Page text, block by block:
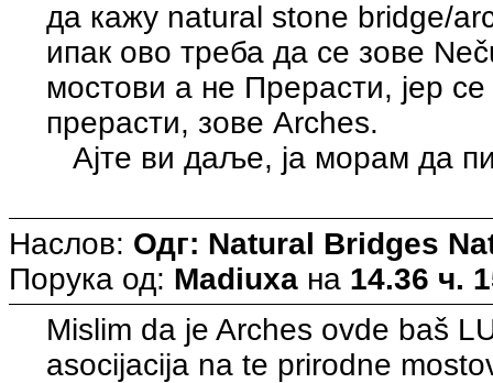
да кажу natural stone bridge/
ипак ово треба да се зове
мостови а не Прерасти, јер
прерасти, зове Arches.
Ајте ви даље, ја морам да
Наслов: Одг: Natural Bridges
Порука од: Madiuxa на 14.36 ч.
Mislim da je Arches ovde baš
asocijacija na te prirodne